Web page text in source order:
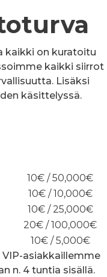
kaikki on kuratoitu
kaikki siirrot
Lisäksi
käsittelyssä.
10€ / 50,000€
10€ / 10,000€
10€ / 25,000€
20€ / 100,000€
10€ / 5,000€
asiakkaillemme
n. 4 tuntia sisällä.